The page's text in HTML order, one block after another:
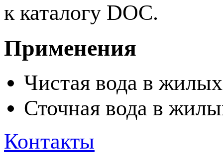
к каталогу DOC.
Применения
Чистая вода в
Сточная вода в
Контакты